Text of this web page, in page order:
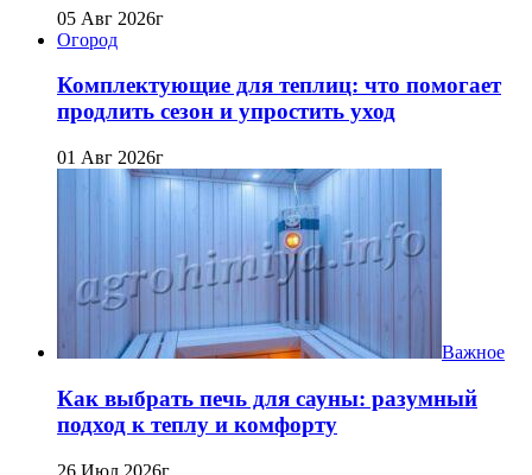
05 Авг 2026г
Огород
Комплектующие для теплиц: что помогает
продлить сезон и упростить уход
01 Авг 2026г
Важное
Как выбрать печь для сауны: разумный
подход к теплу и комфорту
26 Июл 2026г